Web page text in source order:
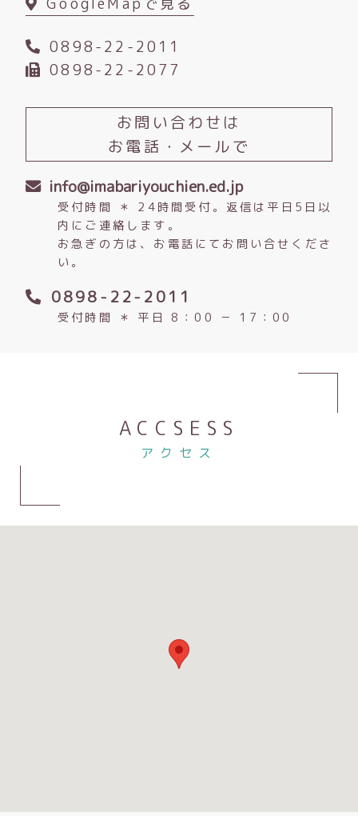
0898-22-2011
0898-22-2077
お問い合わせは
お電話・メールで
info@imabariyouchien.ed.jp
受付時間 ＊ 24時間受付。返信は平日5日以
内にご連絡します。
お急ぎの方は、お電話にてお問い合せくださ
い。
0898-22-2011
受付時間 ＊ 平日 8：00 － 17：00
ACCSESS
アクセス